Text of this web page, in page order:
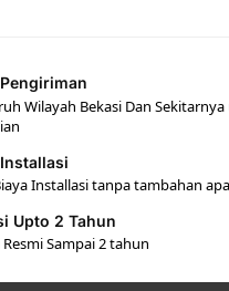
Wilayah Bekasi Dan
Installasi tanpa tambahan
Upto 2 Tahun
Sampai 2 tahun